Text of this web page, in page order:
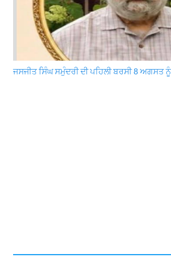
ਜਸਜੀਤ ਸਿੰਘ ਸਮੁੰਦਰੀ ਦੀ ਪਹਿਲੀ ਬਰਸੀ 8 ਅਗਸਤ ਨੂੰ